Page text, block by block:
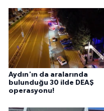
Aydın'ın da aralarında
bulunduğu 30 ilde DEAŞ
operasyonu!